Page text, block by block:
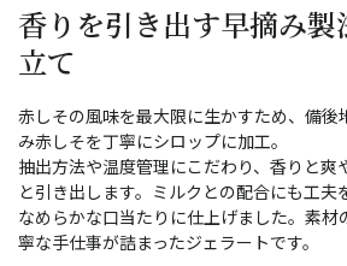
香りを引き出す早摘み
立て
赤しその風味を最大限に生かすため、備後
み赤しそを丁寧にシロップに加工。
抽出方法や温度管理にこだわり、香りと爽
と引き出します。ミルクとの配合にも工夫
なめらかな口当たりに仕上げました。素材
寧な手仕事が詰まったジェラートです。